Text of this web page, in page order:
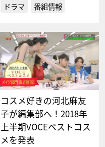
ドラマ 番組情報
コスメ好きの河北麻友
子が編集部へ！2018年
上半期VOCEベストコス
メを発表